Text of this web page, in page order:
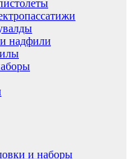
надфили
и наборы